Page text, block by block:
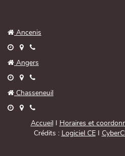
 Ancenis
  
 Angers
  
 Chasseneuil
  
Accueil Horaires et
Crédits : Logiciel CEI